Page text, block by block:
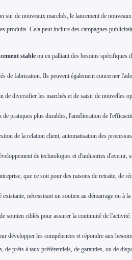
de nouveaux marchés, le lancement de
Cela peut inclure des campagnes
stable ou en palliant des besoins spécifiques
fabrication. Ils peuvent également concerner
de diversifier les marchés et de saisir de nouvelles
pratiques plus durables, l'amélioration de
de la relation client, automatisation des
de technologies et d'industries d'avenir,
que ce soit pour des raisons de retraite, de
nécessitant un soutien au démarrage ou à la
soutien ciblés pour assurer la continuité de l'activité.
développer les compétences et répondre aux
prêts à taux préférentiels, de garanties, ou de